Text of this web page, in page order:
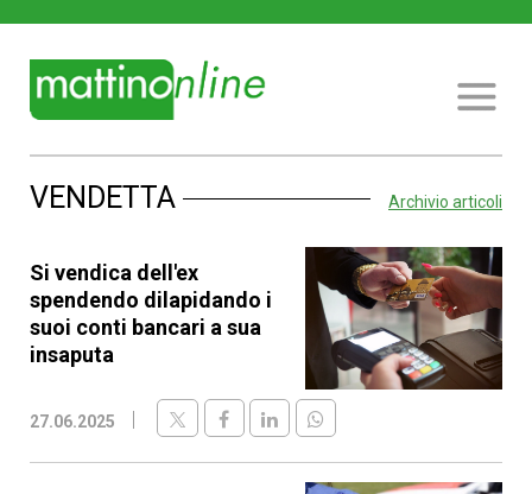
VENDETTA Archivio articoli
Si vendica dell'ex
spendendo dilapidando i
suoi conti bancari a sua
insaputa
27.06.2025